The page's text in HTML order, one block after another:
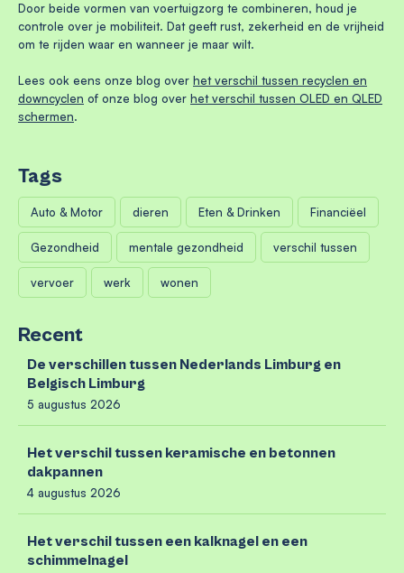
Door beide vormen van voertuigzorg te combineren, houd je
controle over je mobiliteit. Dat geeft rust, zekerheid en de vrijheid
om te rijden waar en wanneer je maar wilt.
Lees ook eens onze blog over het verschil tussen recyclen en
downcyclen of onze blog over het verschil tussen OLED en QLED
schermen.
Tags
Auto & Motor dieren Eten & Drinken Financiëel
Gezondheid mentale gezondheid verschil tussen
vervoer werk wonen
Recent
De verschillen tussen Nederlands Limburg en
Belgisch Limburg
5 augustus 2026
Het verschil tussen keramische en betonnen
dakpannen
4 augustus 2026
Het verschil tussen een kalknagel en een
schimmelnagel